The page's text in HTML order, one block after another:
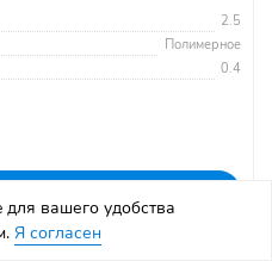
2.5
Полимерное
0.4
вашего удобства
Я согласен